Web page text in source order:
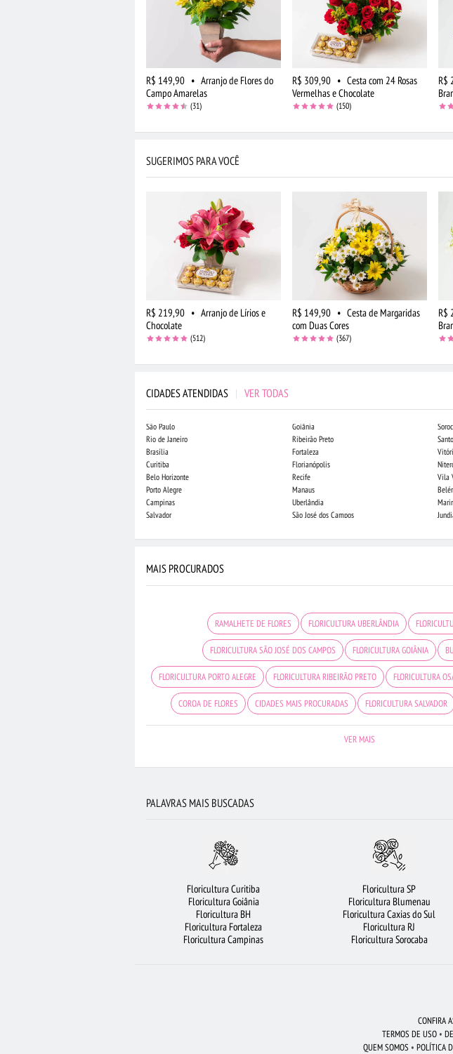
R$ 149,90 • Arranjo de Flores do
Campo Amarelas
(31)
R$ 309,90 • Cesta com 24 Rosas
Vermelhas e Chocolate
(150)
R$
SUGERIMOS PARA VOCÊ
R$ 219,90 • Arranjo de Lírios e
Chocolate
(512)
R$ 149,90 • Cesta de Margaridas
com Duas Cores
(367)
R$
CIDADES ATENDIDAS | VER TODAS
São Paulo
Rio de Janeiro
Brasília
Curitiba
Belo Horizonte
Porto Alegre
Campinas
Salvador
Goiânia
Ribeirão Preto
Fortaleza
Florianópolis
Recife
Manaus
Uberlândia
São José dos Campos
Vila
MAIS PROCURADOS
RAMALHETE DE FLORES FLORICULTURA UBERLÂNDIA
FLORICULTURA SÃO JOSÉ DOS CAMPOS FLORICULTURA GOIÂNIA
FLORICULTURA PORTO ALEGRE FLORICULTURA RIBEIRÃO PRETO FLORICULTURA
COROA DE FLORES CIDADES MAIS PROCURADAS FLORICULTURA SALVADOR
FLORES BRANCAS
ARRANJO DE FLORES
LÍRIO ROSAS VERMELHAS
FLORICULTURA CAMPINAS CESTA DE CAFÉ DA MANHÃ
BUQUÊ DE ROSAS VERMELHAS FLORICULTURA BRASÍLIA FLORICULTURA
FLORICULTURA RECIFE CESTA DE FRUTAS
VER MAIS
PALAVRAS MAIS BUSCADAS
Floricultura Curitiba
Floricultura Goiânia
Floricultura BH
Floricultura Fortaleza
Floricultura Campinas
Floricultura SP
Floricultura Blumenau
Floricultura Caxias do Sul
Floricultura RJ
Floricultura Sorocaba
CONFIRA
TERMOS DE USO •
QUEM SOMOS • POLÍTICA